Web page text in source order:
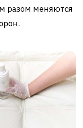
разом меняются